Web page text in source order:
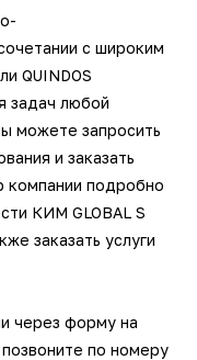
с широким
QUINDOS
задач любой
можете запросить
и заказать
компании подробно
КИМ GLOBAL S
заказать услуги
через форму на
позвоните по номеру